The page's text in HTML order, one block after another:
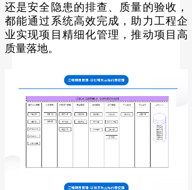
还是安全隐患的排查、质量的验收，
都能通过系统高效完成，助力工程企
业实现项目精细化管理，推动项目高
质量落地。